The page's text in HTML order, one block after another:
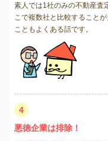
素人では1社のみの不動産査
こで複数社と比較すること
こともよくある話です。
4
悪徳企業は排除！